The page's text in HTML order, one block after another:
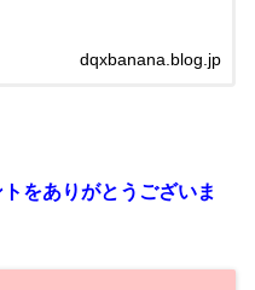
dqxbanana.blog.jp
をありがとうございま